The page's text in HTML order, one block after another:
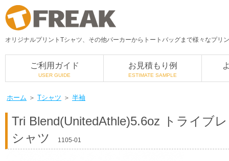
オリジナルプリントTシャツ、その他パーカーからトートバッグまで様々なプリ
ご利用ガイド
USER GUIDE
お見積もり例
ESTIMATE SAMPLE
ホーム ＞ Tシャツ ＞ 半袖
Tri Blend(UnitedAthle)5.6oz トライブ
シャツ
1105-01